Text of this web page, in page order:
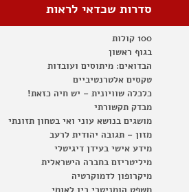
סדרות שכדאי לראות
100 קולות
בגוף ראשון
הבדואים: מיתוסים ועובדות
טקסים אלטרנטיביים
כלכלה שוויונית – יש חיה כזאת!
מבדק תקשורתי
מושגים בנושא עוני ואי בטחון תזונתי
מזון – תגובה יהודית לרעב
מידע אישי בעידן דיגיטלי
מיליטריזם בחברה הישראלית
מיקרופון לדמוקרטיה